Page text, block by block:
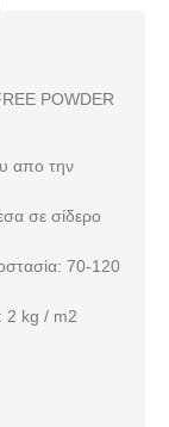
POWDER
απο την
σε σίδερο
70-120
2 kg / m2